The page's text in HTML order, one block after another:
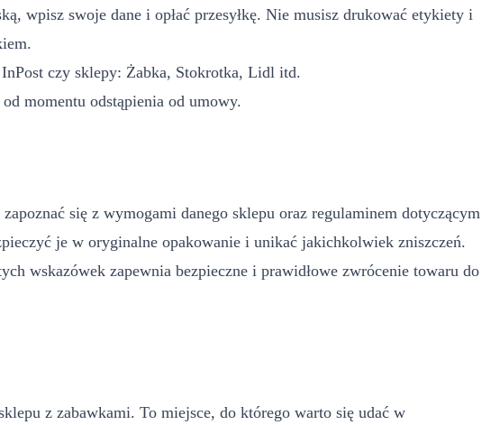
wpisz swoje dane i opłać przesyłkę. Nie musisz drukować etykiety i
czy sklepy: Żabka, Stokrotka, Lidl itd.
momentu odstąpienia od umowy.
się z wymogami danego sklepu oraz regulaminem dotyczącym
je w oryginalne opakowanie i unikać jakichkolwiek zniszczeń.
wskazówek zapewnia bezpieczne i prawidłowe zwrócenie towaru do
z zabawkami. To miejsce, do którego warto się udać w